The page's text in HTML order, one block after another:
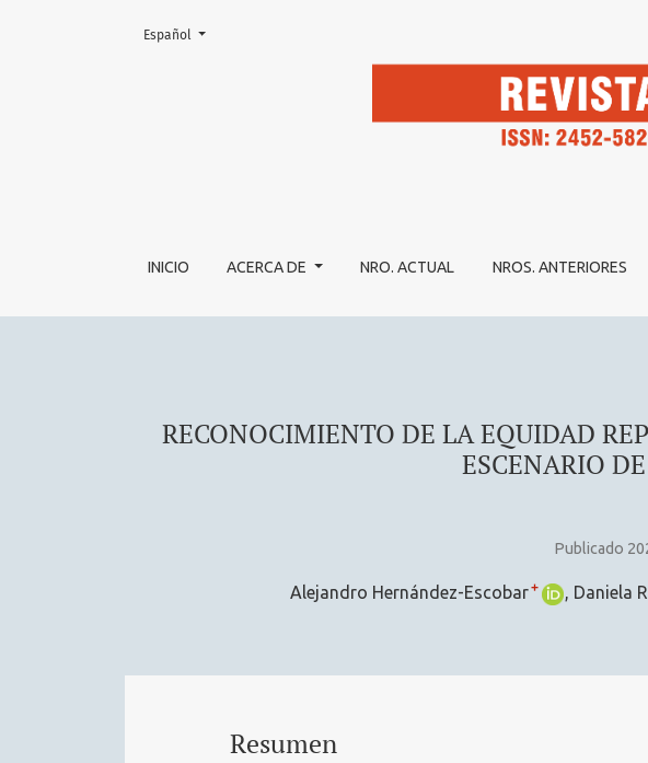
RECONOCIMIENTO DE LA EQUIDAD REPRODUCTIVA PARA
INICIO ACERCA DE NRO. ACTUAL NROS. ANTERIORES
Cambiar el idioma. El actual es:
Español
RECONOCIMIENTO DE LA EQUIDAD
ESCENARIO
Publicado
Alejandro Hernández-Escobar+ Daniela
Resumen